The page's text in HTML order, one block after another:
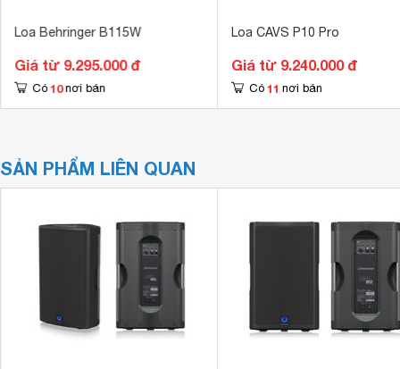
Loa Behringer B115W
Giá từ 9.295.000 đ
Có 10 nơi bán
Loa CAVS P10 Pro
Giá từ 9.240.000 đ
Có 11 nơi bán
SẢN PHẨM LIÊN QUAN